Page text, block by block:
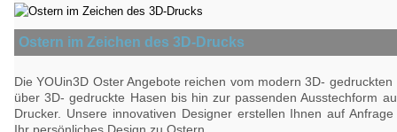
Ostern im Zeichen des 3D-Drucks
Die YOUin3D Oster Angebote reichen vom modern 3D- gedruckten
über 3D- gedruckte Hasen bis hin zur passenden Ausstechform
Drucker. Unsere innovativen Designer erstellen Ihnen auf